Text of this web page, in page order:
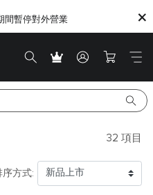
間暫停對外營業
32 項目
序方式: